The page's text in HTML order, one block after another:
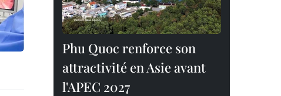
Phu Quoc renforce son
attractivité en Asie avant
l'APEC 2027